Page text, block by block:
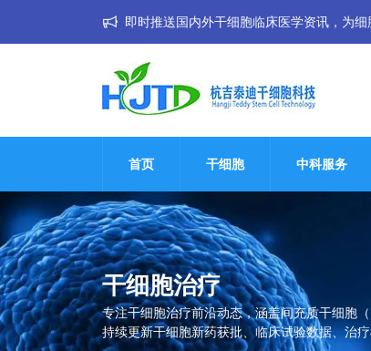
即时推送国内外干细胞临床医学资讯，为
首页 干细胞 中科服务
干细胞治疗
专注干细胞治疗前沿动态，涵盖间充质干细胞
持续更新干细胞新药获批、临床试验数据、治